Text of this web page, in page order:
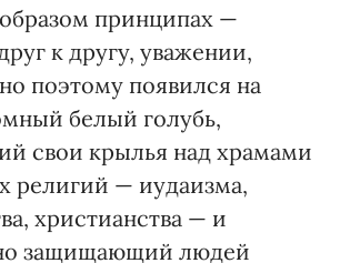
принципах —
к другу, уважении,
поэтому появился на
белый голубь,
свои крылья над храмами
религий — иудаизма,
христианства — и
защищающий людей